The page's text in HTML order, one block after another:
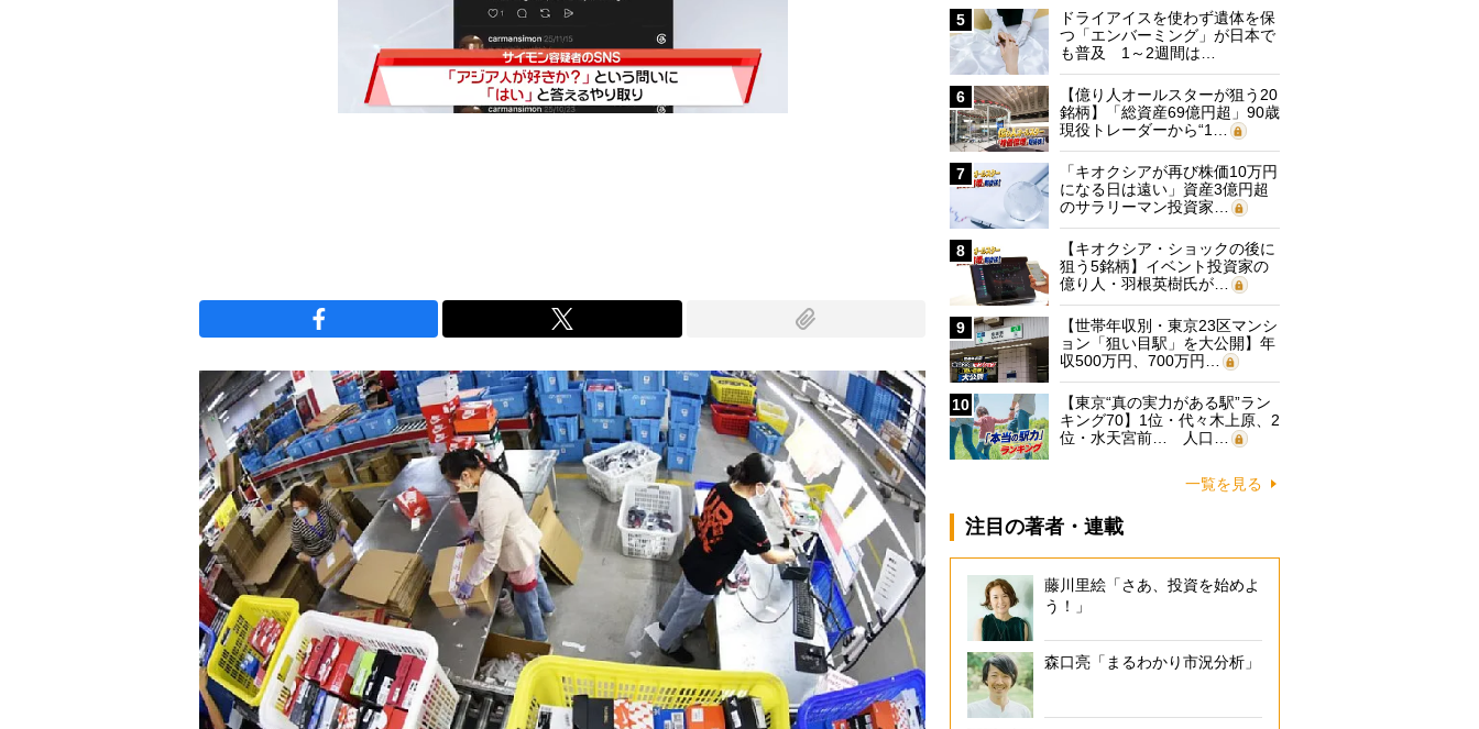
5
ドライアイスを使わず遺体を保
つ「エンバーミング」が日本で
も普及 1～2週間は…
6
【億り人オールスターが狙う20
銘柄】「総資産69億円超」90歳
現役トレーダーから“1…
7
「キオクシアが再び株価10万円
になる日は遠い」資産3億円超
のサラリーマン投資家…
8
【キオクシア・ショックの後に
狙う5銘柄】イベント投資家の
億り人・羽根英樹氏が…
9
【世帯年収別・東京23区マンシ
ョン「狙い目駅」を大公開】年
収500万円、700万円…
10
【東京“真の実力がある駅”ラン
キング70】1位・代々木上原、2
位・水天宮前… 人口…
一覧を見る
注目の著者・連載
藤川里絵「さあ、投資を始めよ
う！」
森口亮「まるわかり市況分析」